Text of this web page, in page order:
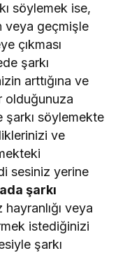
söylemek ise,
veya geçmişle
çıkması
şarkı
arttığına ve
olduğunuza
şarkı söylemekte
ve
sesiniz yerine
şarkı
veya
istediğinizi
şarkı